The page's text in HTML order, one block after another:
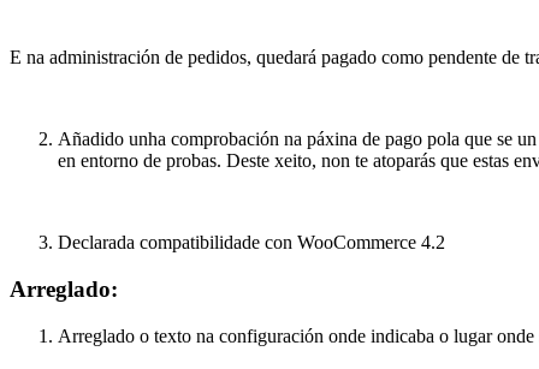
E na administración de pedidos, quedará pagado como pendente de
Añadido unha comprobación na páxina de pago pola que se
en entorno de probas. Deste xeito, non te atoparás que estas
Declarada compatibilidade con WooCommerce 4.2
Arreglado:
Arreglado o texto na configuración onde indicaba o lugar onde